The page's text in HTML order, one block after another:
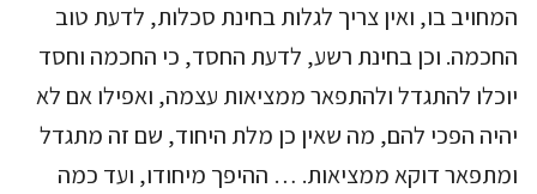
המחויב בו, ואין צריך לגלות בחינת סכלות, לדעת טוב
החכמה. וכן בחינת רשע, לדעת החסד, כי החכמה וחסד
יוכלו להתגדל ולהתפאר ממציאות עצמה, ואפילו אם לא
יהיה הפכי להם, מה שאין כן מלת היחוד, שם זה מתגדל
ומתפאר דוקא ממציאות. … ההיפך מיחודו, ועד כמה